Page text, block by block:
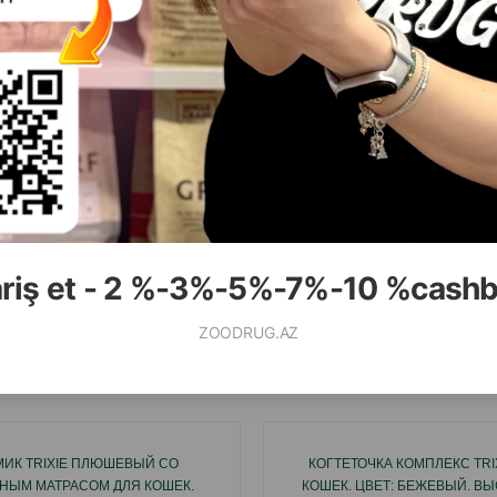
et - 2 %-3%-5%-7%-10
ZOODRUG.AZ
( Отзывы)
Цена
Купить
шт
66.00
КУПИТЬ
( Отзывы)
TRIXIE ПЛЮШЕВЫЙ СО
МАТРАСОМ ДЛЯ КОШЕК.
КОГТЕТОЧКА КОМПЛЕКС
КОШЕК. ЦВЕТ: БЕЖЕВЫЙ.